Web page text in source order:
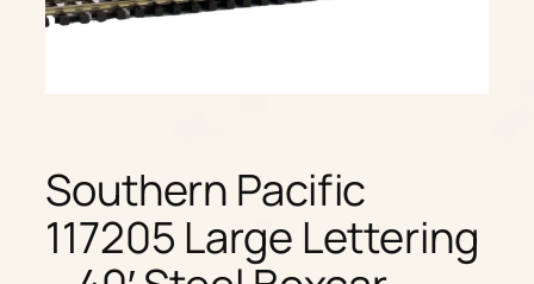
Southern Pacific
117205 Large Lettering